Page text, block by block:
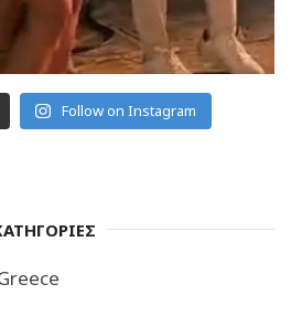
Follow on Instagram